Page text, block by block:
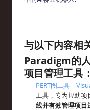
与以下内容相
Paradigm的
项目管理工具：
PERT图工具 –
工具，专为帮助项
线并有效管理项目